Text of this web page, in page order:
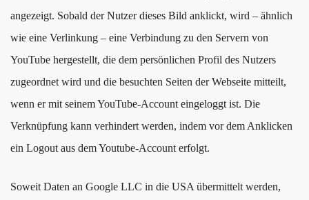
angezeigt. Sobald der Nutzer dieses Bild anklickt, wird – ähnlich
wie eine Verlinkung – eine Verbindung zu den Servern von
YouTube hergestellt, die dem persönlichen Profil des Nutzers
zugeordnet wird und die besuchten Seiten der Webseite mitteilt,
wenn er mit seinem YouTube-Account eingeloggt ist. Die
Verknüpfung kann verhindert werden, indem vor dem Anklicken
ein Logout aus dem Youtube-Account erfolgt.
Soweit Daten an Google LLC in die USA übermittelt werden,